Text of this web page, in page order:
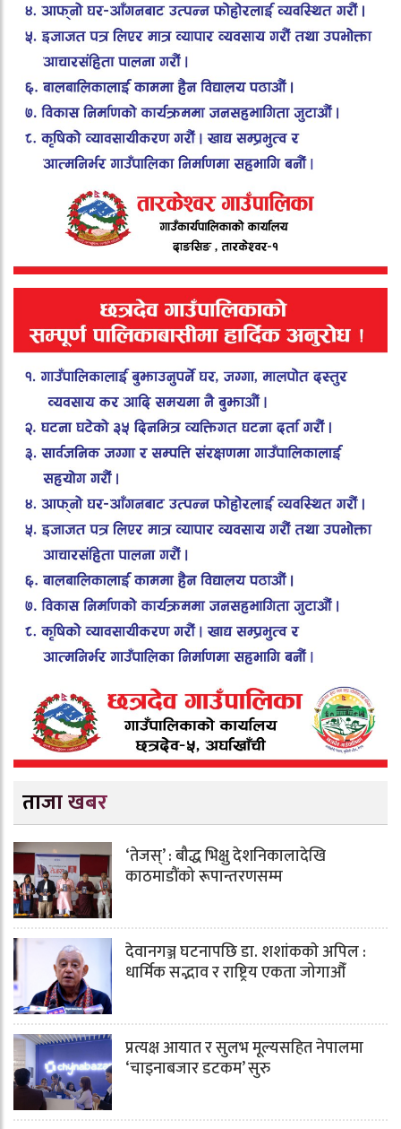
ताजा खबर
‘तेजस्’ : बौद्ध भिक्षु देशनिकालादेखि
काठमाडौंको रूपान्तरणसम्म
देवानगञ्ज घटनापछि डा. शशांककाे अपिल :
धार्मिक सद्भाव र राष्ट्रिय एकता जोगाऔँ
प्रत्यक्ष आयात र सुलभ मूल्यसहित नेपालमा
‘चाइनाबजार डटकम’ सुरु